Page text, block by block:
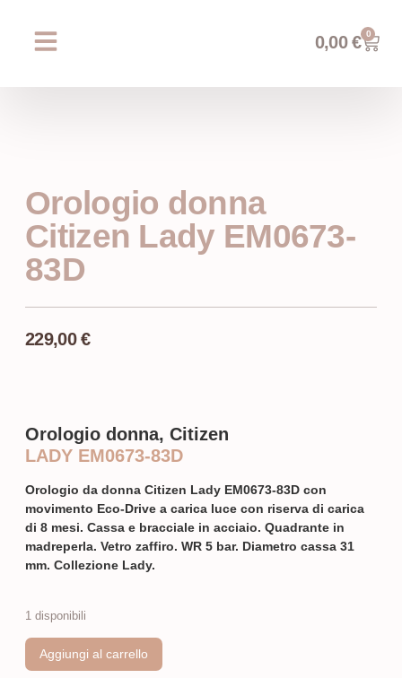
0,00€ 0
Orologio donna
Citizen Lady EM0673-
83D
229,00€
Orologio donna, Citizen
LADY EM0673-83D
Orologio da donna Citizen Lady EM0673-83D con
movimento Eco-Drive a carica luce con riserva di carica
di 8 mesi. Cassa e bracciale in acciaio. Quadrante in
madreperla. Vetro zaffiro. WR 5 bar. Diametro cassa 31
mm. Collezione Lady.
1 disponibili
Aggiungi al carrello